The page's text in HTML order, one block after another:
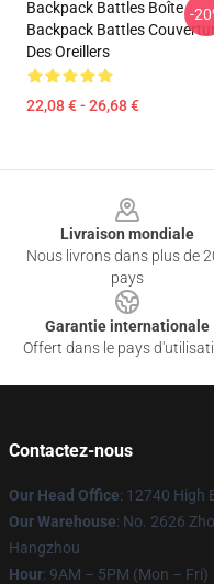
Backpack Battles Boîte
Backpack Battles
Des Oreillers
22,08 € - 26,68 €
-
Livraison mondiale
Nous livrons dans plus de
pays
Garantie internationale
Offert dans le pays
Contactez-nous
Our Head Office: 12740 High
Our Warehouse: No. 2626
Hangzhou
Hour: 9AM – 5PM (Mon – Fri)